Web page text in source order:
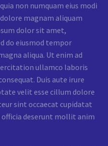
non numquam eius modi
magnam aliquam
dolor sit amet,
do eiusmod tempor
aliqua. Ut enim ad
ullamco laboris
Duis aute irure
velit esse cillum dolore
sint occaecat cupidatat
deserunt mollit anim